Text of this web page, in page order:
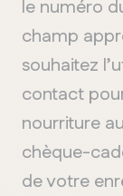
le numéro
champ
souhaitez
contact
nourriture
chèque-
de votre